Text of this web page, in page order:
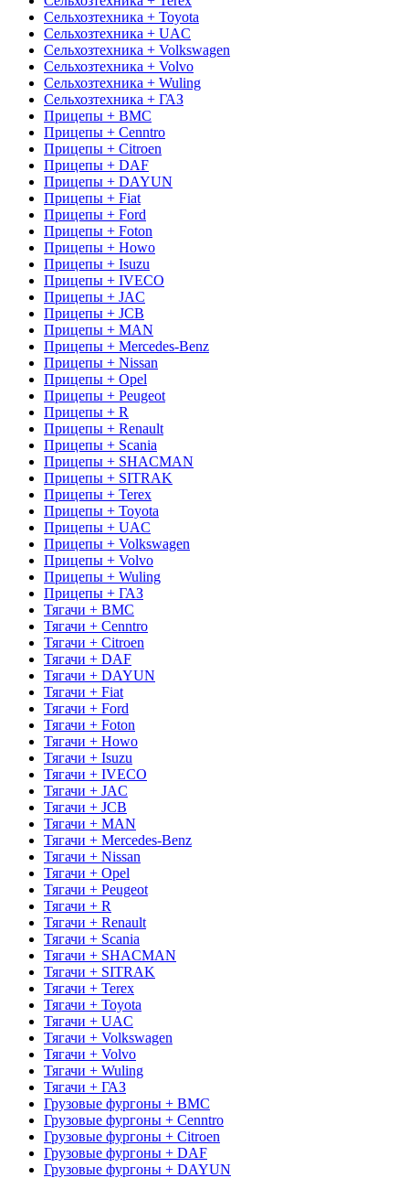
Сельхозтехника + Toyota
Сельхозтехника + UAC
Сельхозтехника + Volkswagen
Сельхозтехника + Volvo
Сельхозтехника + Wuling
Сельхозтехника + ГАЗ
Прицепы + BMC
Прицепы + Cenntro
Прицепы + Citroen
Прицепы + DAF
Прицепы + DAYUN
Прицепы + Fiat
Прицепы + Ford
Прицепы + Foton
Прицепы + Howo
Прицепы + Isuzu
Прицепы + IVECO
Прицепы + JAC
Прицепы + JCB
Прицепы + MAN
Прицепы + Mercedes-Benz
Прицепы + Nissan
Прицепы + Opel
Прицепы + Peugeot
Прицепы + R
Прицепы + Renault
Прицепы + Scania
Прицепы + SHACMAN
Прицепы + SITRAK
Прицепы + Terex
Прицепы + Toyota
Прицепы + UAC
Прицепы + Volkswagen
Прицепы + Volvo
Прицепы + Wuling
Прицепы + ГАЗ
Тягачи + BMC
Тягачи + Cenntro
Тягачи + Citroen
Тягачи + DAF
Тягачи + DAYUN
Тягачи + Fiat
Тягачи + Ford
Тягачи + Foton
Тягачи + Howo
Тягачи + Isuzu
Тягачи + IVECO
Тягачи + JAC
Тягачи + JCB
Тягачи + MAN
Тягачи + Mercedes-Benz
Тягачи + Nissan
Тягачи + Opel
Тягачи + Peugeot
Тягачи + R
Тягачи + Renault
Тягачи + Scania
Тягачи + SHACMAN
Тягачи + SITRAK
Тягачи + Terex
Тягачи + Toyota
Тягачи + UAC
Тягачи + Volkswagen
Тягачи + Volvo
Тягачи + Wuling
Тягачи + ГАЗ
Грузовые фургоны + BMC
Грузовые фургоны + Cenntro
Грузовые фургоны + Citroen
Грузовые фургоны + DAF
Грузовые фургоны + DAYUN